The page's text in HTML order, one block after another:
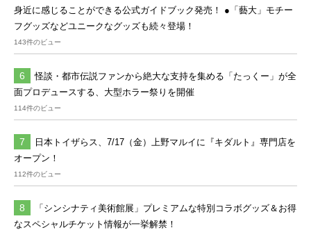
身近に感じることができる公式ガイドブック発売！ ●「藝大」モチー
フグッズなどユニークなグッズも続々登場！
143件のビュー
怪談・都市伝説ファンから絶大な支持を集める「たっくー」が全
面プロデュースする、大型ホラー祭りを開催
114件のビュー
日本トイザらス、7/17（金）上野マルイに『キダルト』専門店を
オープン！
112件のビュー
「シンシナティ美術館展」プレミアムな特別コラボグッズ＆お得
なスペシャルチケット情報が一挙解禁！